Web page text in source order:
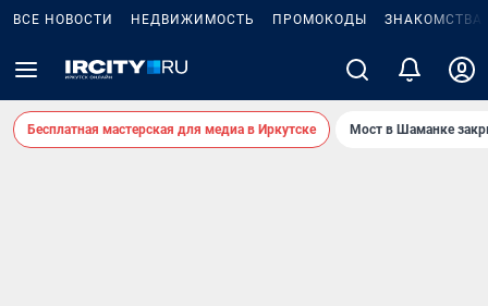
ВСЕ НОВОСТИ НЕДВИЖИМОСТЬ ПРОМОКОДЫ ЗНАКОМСТВА
Бесплатная мастерская для медиа в Иркутске Мост в Шаманке